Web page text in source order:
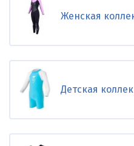
Женская
Детская